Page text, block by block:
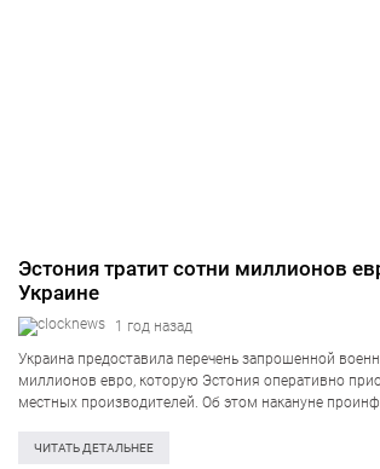
Эстония тратит сотни миллионов
Украине
1 год назад
Украина предоставила перечень запрошенной
миллионов евро, которую Эстония оперативно
местных производителей. Об этом накануне
летательные, так и наземные), водные транспортные
ЧИТАТЬ ДЕТАЛЬНЕЕ